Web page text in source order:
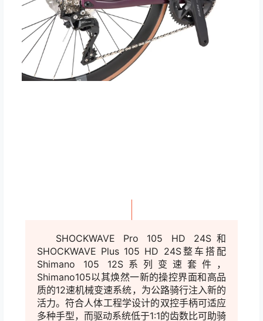
SHOCKWAVE Pro 105 HD 24S和
SHOCKWAVE Plus 105 HD 24S整车搭配
Shimano 105 12S系列变速套件，
Shimano105以其焕然一新的操控界面和高品